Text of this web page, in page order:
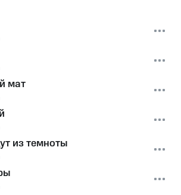
мат
из темноты